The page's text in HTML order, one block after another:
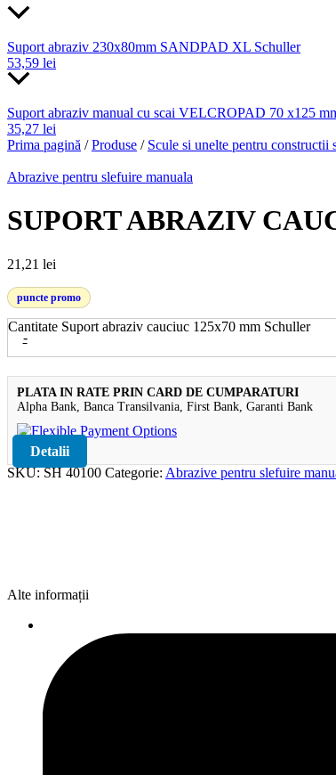
Suport abraziv 230x80mm SANDPAD XL Schuller
53,59 lei
Suport abraziv manual cu scai VELCROPAD 70 x125
35,27 lei
Prima pagină /Produse / Scule si unelte pentru constructii
Abrazive pentru slefuire manuala
SUPORT ABRAZIV
21,21 lei
puncte promo
-
Cantitate Suport abraziv cauciuc 125x70 mm Schuller
PLATA IN RATE PRIN CARD DE CUMPARATURI
Alpha Bank, Banca Transilvania, First Bank, Garanti Bank
Detalii
SKU:SH 40100 Categorie: Abrazive pentru slefuire
Alte informații